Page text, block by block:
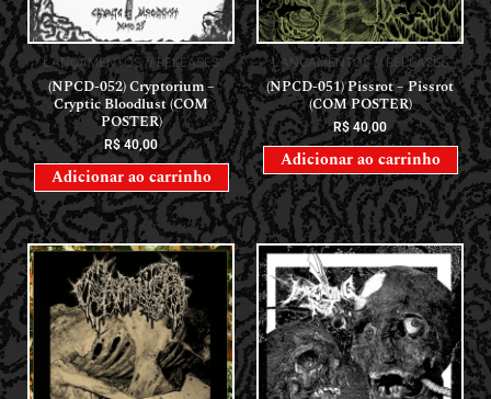
LANÇAMENTOS // RELEASES
(NPCD-052) Cryptorium –
Cryptic Bloodlust (COM
POSTER)
R$40,00
Adicionar ao carrinho
LANÇAMENTOS // RELEASES
(NPCD-051) Pissrot – Pissrot
(COM POSTER)
R$40,00
Adicionar ao carrinho